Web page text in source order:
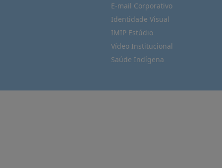
E-mail Corporativo
Identidade Visual
IMIP Estúdio
Vídeo Institucional
Saúde Indígena